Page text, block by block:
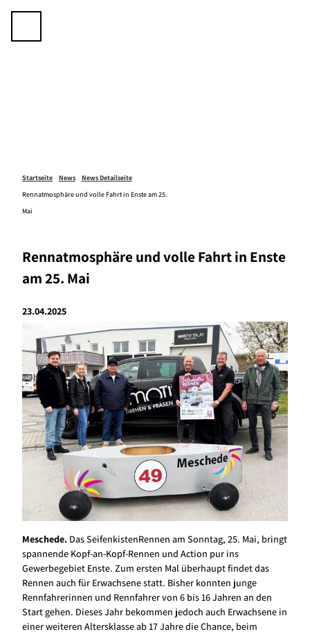
Startseite News
News Detailseite
Rennatmosphäre und volle Fahrt in Enste am 25.
Mai
Rennatmosphäre und volle Fahrt in Enste
am 25. Mai
23.04.2025
Meschede. Das SeifenkistenRennen am Sonntag, 25. Mai, bringt
spannende Kopf-an-Kopf-Rennen und Action pur ins
Gewerbegebiet Enste. Zum ersten Mal überhaupt findet das
Rennen auch für Erwachsene statt. Bisher konnten junge
Rennfahrerinnen und Rennfahrer von 6 bis 16 Jahren an den
Start gehen. Dieses Jahr bekommen jedoch auch Erwachsene in
einer weiteren Altersklasse ab 17 Jahre die Chance, beim